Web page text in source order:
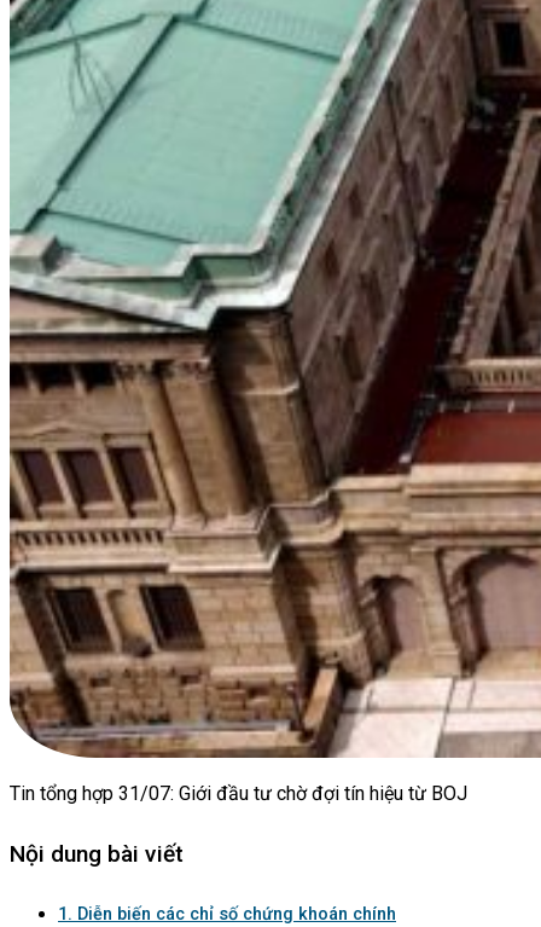
Tin tổng hợp 31/07: Giới đầu tư chờ đợi tín hiệu từ BOJ
Nội dung bài viết
1. Diễn biến các chỉ số chứng khoán chính